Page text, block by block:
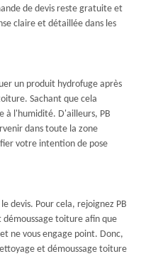
de devis reste gratuite et
claire et détaillée dans les
un produit hydrofuge après
Sachant que cela
à l'humidité. D'ailleurs, PB
dans toute la zone
votre intention de pose
devis. Pour cela, rejoignez PB
toiture afin que
ne vous engage point. Donc,
et démoussage toiture